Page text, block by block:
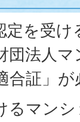
を受け
団法人
合証」
マン